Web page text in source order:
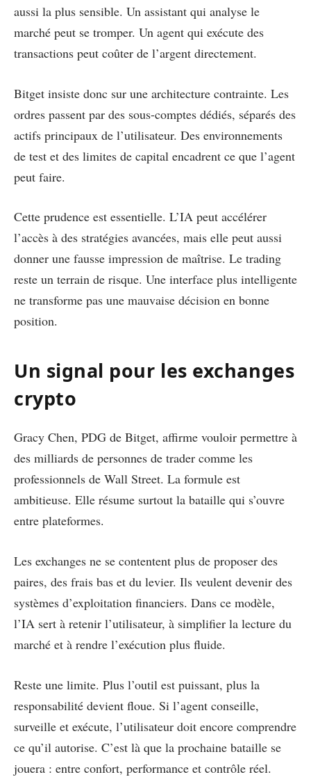
aussi la plus sensible. Un assistant qui analyse le
marché peut se tromper. Un agent qui exécute des
transactions peut coûter de l’argent directement.
Bitget insiste donc sur une architecture contrainte. Les
ordres passent par des sous-comptes dédiés, séparés des
actifs principaux de l’utilisateur. Des environnements
de test et des limites de capital encadrent ce que l’agent
peut faire.
Cette prudence est essentielle. L’IA peut accélérer
l’accès à des stratégies avancées, mais elle peut aussi
donner une fausse impression de maîtrise. Le trading
reste un terrain de risque. Une interface plus intelligente
ne transforme pas une mauvaise décision en bonne
position.
Un signal pour les exchanges
crypto
Gracy Chen, PDG de Bitget, affirme vouloir permettre à
des milliards de personnes de trader comme les
professionnels de Wall Street. La formule est
ambitieuse. Elle résume surtout la bataille qui s’ouvre
entre plateformes.
Les exchanges ne se contentent plus de proposer des
paires, des frais bas et du levier. Ils veulent devenir des
systèmes d’exploitation financiers. Dans ce modèle,
l’IA sert à retenir l’utilisateur, à simplifier la lecture du
marché et à rendre l’exécution plus fluide.
Reste une limite. Plus l’outil est puissant, plus la
responsabilité devient floue. Si l’agent conseille,
surveille et exécute, l’utilisateur doit encore comprendre
ce qu’il autorise. C’est là que la prochaine bataille se
jouera : entre confort, performance et contrôle réel.